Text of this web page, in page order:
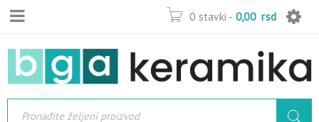
0 stavki - 0,00 rsd